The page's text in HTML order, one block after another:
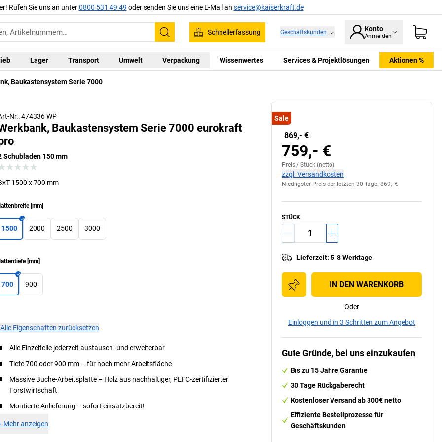
Rufen Sie uns an unter0800 531 49 49 oder senden Sie uns eine E-Mail an service@kaiserkraft.de
Suchen
Schnellerfassung Geschäftskunden Konto
Anmelden
Lager Transport Umwelt Verpackung Wissenwertes Services & Projektlösungen Aktionen %
Baukastensystem Serie 7000
Nr.: 474336 WP
Baukastensystem Serie 7000 eurokraft
Schubladen 150 mm
1500 x 700 mm
[mm]
1500 2000 2500 3000
[mm]
700 900
Alle Eigenschaften zurücksetzen
Alle Einzelteile jederzeit austausch- und erweiterbar
Tiefe 700 oder 900 mm – für noch mehr Arbeitsfläche
Massive Buche-Arbeitsplatte – Holz aus nachhaltiger, PEFC-zertifizierter
Forstwirtschaft
Montierte Anlieferung – sofort einsatzbereit!
Mehr anzeigen
Sale
869,- €
759,- €
Preis / Stück (netto)
zzgl. Versandkosten
Niedrigster Preis der letzten 30 Tage: 869,- €
STÜCK
Lieferzeit: 5-8 Werktage
IN DEN WARENKORB
Oder
Einloggen und in 3 Schritten zum Angebot
Gute Gründe, bei uns einzukaufen
Bis zu 15 Jahre Garantie
30 Tage Rückgaberecht
Kostenloser Versand ab 300€ netto
Effiziente Bestellprozesse für
Geschäftskunden